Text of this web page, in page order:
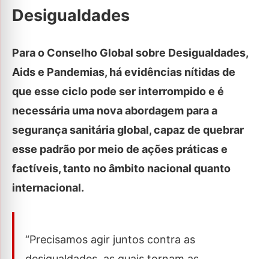
Desigualdades
Para o Conselho Global sobre Desigualdades,
Aids e Pandemias, há evidências nítidas de
que esse ciclo pode ser interrompido e é
necessária uma nova abordagem para a
segurança sanitária global, capaz de quebrar
esse padrão por meio de ações práticas e
factíveis, tanto no âmbito nacional quanto
internacional.
“Precisamos agir juntos contra as